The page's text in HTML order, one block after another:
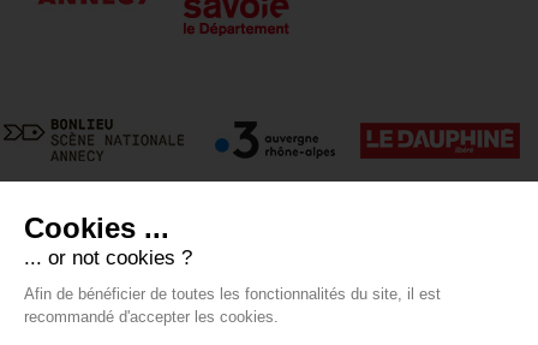
Cookies ...
... or not cookies ?
Afin de bénéficier de toutes les fonctionnalités du site, il est
recommandé d'accepter les cookies.